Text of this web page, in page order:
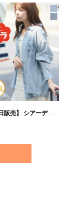
に肌隠し | 大きいサイズの通販ならハッピーマリリン